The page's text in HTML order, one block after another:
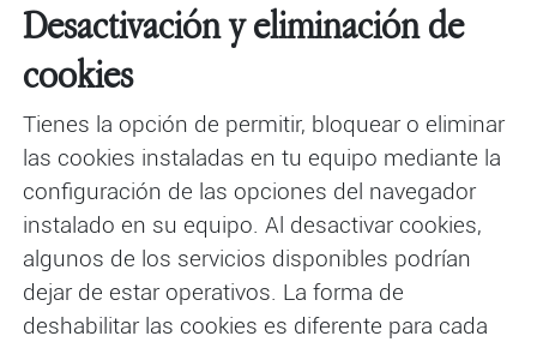
Desactivación y eliminación de
cookies
Tienes la opción de permitir, bloquear o eliminar
las cookies instaladas en tu equipo mediante la
configuración de las opciones del navegador
instalado en su equipo. Al desactivar cookies,
algunos de los servicios disponibles podrían
dejar de estar operativos. La forma de
deshabilitar las cookies es diferente para cada